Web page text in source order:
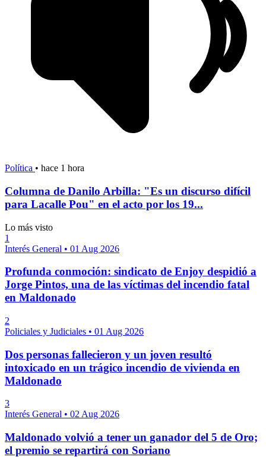
Política • hace 1 hora
Columna de Danilo Arbilla: "Es un discurso difícil
para Lacalle Pou" en el acto por los 19...
Lo más visto
1
Interés General • 01 Aug 2026
Profunda conmoción: sindicato de Enjoy despidió a
Jorge Pintos, una de las víctimas del incendio fatal
en Maldonado
2
Policiales y Judiciales • 01 Aug 2026
Dos personas fallecieron y un joven resultó
intoxicado en un trágico incendio de vivienda en
Maldonado
3
Interés General • 02 Aug 2026
Maldonado volvió a tener un ganador del 5 de Oro;
el premio se repartirá con Soriano